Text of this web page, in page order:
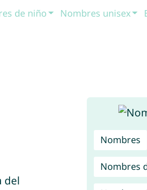
de niño Nombres unisex
Nombres
Nombres
del